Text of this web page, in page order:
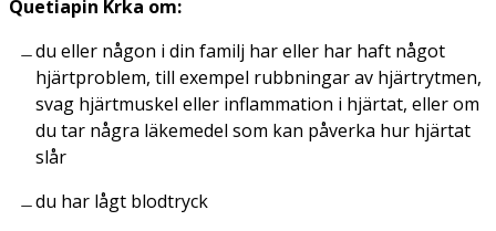
Quetiapin Krka om:
du eller någon i din familj har eller har haft något
hjärtproblem, till exempel rubbningar av hjärtrytmen,
svag hjärtmuskel eller inflammation i hjärtat, eller om
du tar några läkemedel som kan påverka hur hjärtat
slår
du har lågt blodtryck